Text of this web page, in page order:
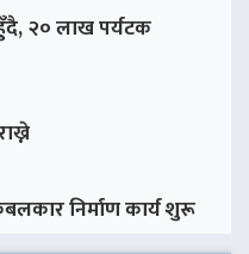
२० लाख पर्यटक
निर्माण कार्य शुरू